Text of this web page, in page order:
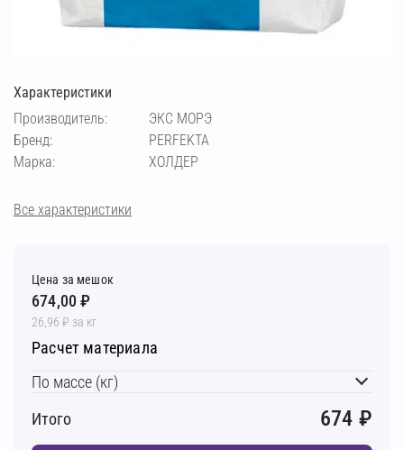
Характеристики
Производитель:
ЭКС МОРЭ
Бренд:
PERFEKTA
Марка:
ХОЛДЕР
Все характеристики
Цена за мешок
674,00 ₽
26,96 ₽ за кг
Расчет материала
По массе (кг)
Итого
674 ₽